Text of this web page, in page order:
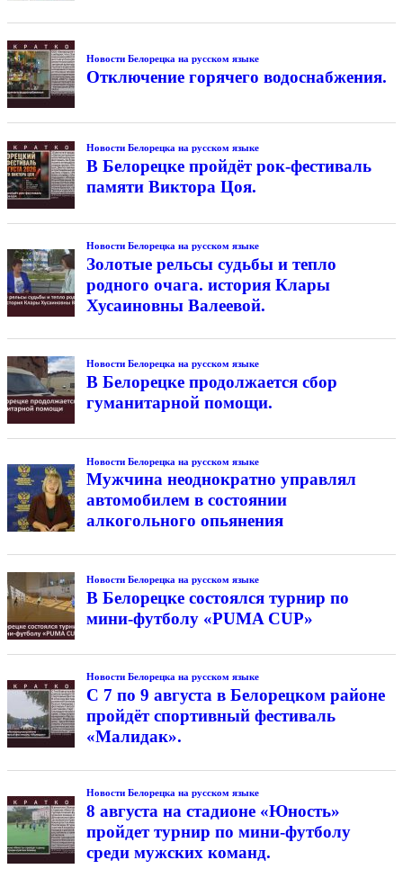
Новости Белорецка на русском языке
Отключение горячего водоснабжения.
Новости Белорецка на русском языке
В Белорецке пройдёт рок-фестиваль
памяти Виктора Цоя.
Новости Белорецка на русском языке
Золотые рельсы судьбы и тепло
родного очага. история Клары
Хусаиновны Валеевой.
Новости Белорецка на русском языке
В Белорецке продолжается сбор
гуманитарной помощи.
Новости Белорецка на русском языке
Мужчина неоднократно управлял
автомобилем в состоянии
алкогольного опьянения
Новости Белорецка на русском языке
В Белорецке состоялся турнир по
мини-футболу «PUMA CUP»
Новости Белорецка на русском языке
С 7 по 9 августа в Белорецком районе
пройдёт спортивный фестиваль
«Малидак».
Новости Белорецка на русском языке
8 августа на стадионе «Юность»
пройдет турнир по мини-футболу
среди мужских команд.